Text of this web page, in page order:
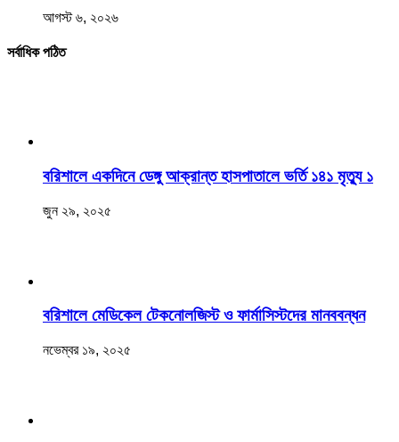
আগস্ট ৬, ২০২৬
সর্বাধিক পঠিত
বরিশালে একদিনে ডেঙ্গু আক্রান্ত হাসপাতালে ভর্তি ১৪১ মৃত্যু ১
জুন ২৯, ২০২৫
বরিশালে মেডিকেল টেকনোলজিস্ট ও ফার্মাসিস্টদের মানববন্ধন
নভেম্বর ১৯, ২০২৫